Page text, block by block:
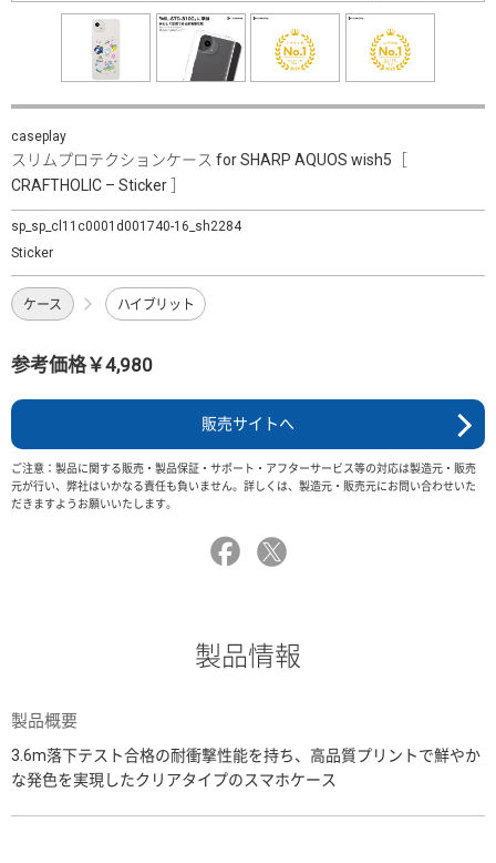
caseplay
スリムプロテクションケース for SHARP AQUOS wish5［
CRAFTHOLIC – Sticker ］
sp_sp_cl11c0001d001740-16_sh2284
Sticker
ケース ハイブリット
参考価格￥4,980
販売サイトへ
ご注意：製品に関する販売・製品保証・サポート・アフターサービス等の対応は製造元・販売
元が行い、弊社はいかなる責任も負いません。詳しくは、製造元・販売元にお問い合わせいた
だきますようお願いいたします。
製品情報
製品概要
3.6m落下テスト合格の耐衝撃性能を持ち、高品質プリントで鮮やか
な発色を実現したクリアタイプのスマホケース